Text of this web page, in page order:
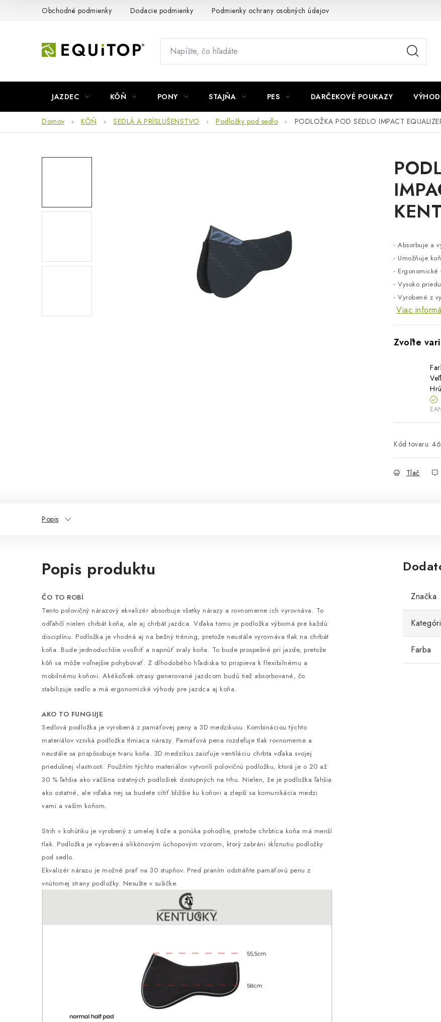
Obchodné podmienky Dodacie podmienky Podmienky ochrany osobných údajov
JAZDEC KÔŇ PONY STAJŇA PES DARČEKOVÉ POUKAZY
Domov KÔŇ SEDLÁ A PRÍSLUŠENSTVO Podložky pod sedlo PODLOŽKA POD SEDLO IMPACT
- Absorbuje a
- Umožňuje
-
- Vysoko
- Vyrobené z
Viac
Kód tovaru:
Tlač
Popis
Popis produktu
ČO TO ROBÍ
Tento polovičný nárazový ekvalizér absorbuje všetky nárazy a rovnomerne ich vyrovnáva. To
odľahčí nielen chrbát koňa, ale aj chrbát jazdca. Vďaka tomu je podložka výborná pre každú
disciplínu. Podložka je vhodná aj na bežný tréning, pretože neustále vyrovnáva tlak na chrbát
koňa. Bude jednoduchšie uvoľniť a napnúť svaly koňa. To bude prospešné pri jazde, pretože
kôň sa môže voľnejšie pohybovať. Z dlhodobého hľadiska to prispieva k flexibilnému a
mobilnému koňovi. Akékoľvek otrasy generované jazdcom budú tiež absorbované, čo
stabilizuje sedlo a má ergonomické výhody pre jazdca aj koňa.
AKO TO FUNGUJE
Sedlová podložka je vyrobená z pamäťovej peny a 3D medzikusu. Kombináciou týchto
materiálov vzniká podložka tlmiaca nárazy. Pamäťová pena rozdeľuje tlak rovnomerne a
neustále sa prispôsobuje tvaru koňa. 3D medzikus zaisťuje ventiláciu chrbta vďaka svojej
priedušnej vlastnosti. Použitím týchto materiálov vytvorili polovičnú podložku, ktorá je o 20 až
30 % ľahšia ako väčšina ostatných podložiek dostupných na trhu. Nielen, že je podložka ľahšia
ako ostatné, ale vďaka nej sa budete cítiť bližšie ku koňovi a zlepší sa komunikácia medzi
vami a vaším koňom.
Strih v kohútiku je vyrobený z umelej kože a ponúka pohodlie, pretože chrbtica koňa má menší
tlak. Podložka je vybavená silikónovým úchopovým vzorom, ktorý zabráni skĺznutiu podložky
pod sedlo.
Ekvalizér nárazu je možné prať na 30 stupňov. Pred praním odstráňte pamäťovú penu z
vnútornej strany podložky. Nesušte v sušičke.
Značka
Farba